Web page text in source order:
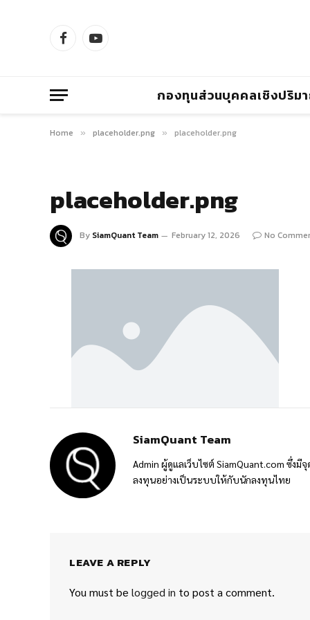
FacebookYouTube
กองทุนส่วนบุคคลเชิงปริม
Home » placeholder.png » placeholder.png
placeholder.png
By SiamQuant Team February 12, 2026 No
SiamQuant Team
Admin ผู้ดูแลเว็บไซต์ SiamQuant.com ซึ่ง
ลงทุนอย่างเป็นระบบให้กับนักลงทุนไทย
LEAVE A REPLY
You must be logged in to post a comment.